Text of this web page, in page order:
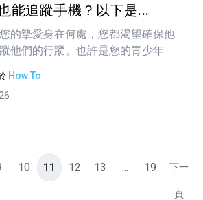
能追蹤手機？以下是...
的摯愛身在何處，您都渴望確保他
他們的行蹤。也許是您的青少年...
How To
10 11 12 13 ... 19 下一
頁